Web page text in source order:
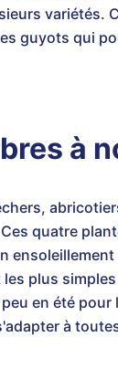
variétés.
guyots qui
à
quatre
plus
en été
à